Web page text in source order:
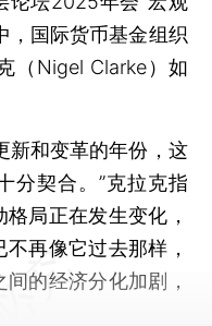
，国际货币基金组织
（Nigel Clarke）如
和变革的年份，这
分契合。”克拉克指
局正在发生变化，
再像它过去那样，
的经济分化加剧，